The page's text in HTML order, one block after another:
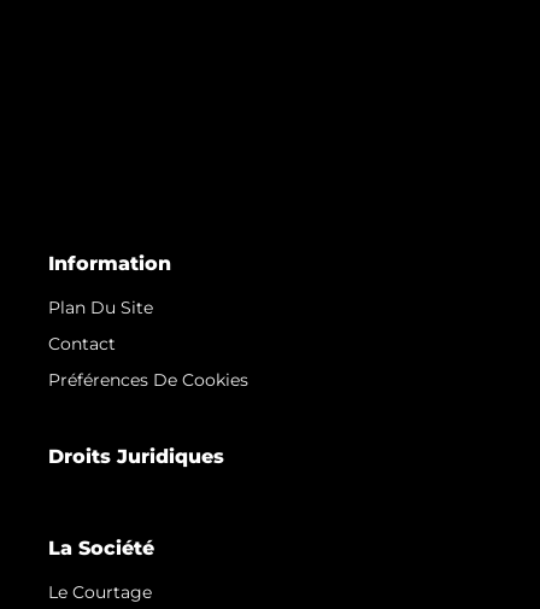
Information
Plan Du Site
Contact
Préférences De Cookies
Droits Juridiques
La Société
Le Courtage